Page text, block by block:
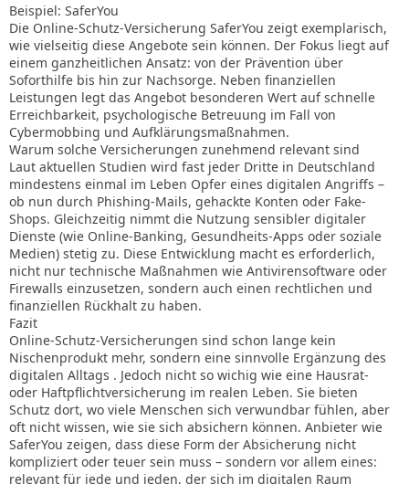
Beispiel: SaferYou
Die Online-Schutz-Versicherung SaferYou zeigt exemplarisch,
wie vielseitig diese Angebote sein können. Der Fokus liegt auf
einem ganzheitlichen Ansatz: von der Prävention über
Soforthilfe bis hin zur Nachsorge. Neben finanziellen
Leistungen legt das Angebot besonderen Wert auf schnelle
Erreichbarkeit, psychologische Betreuung im Fall von
Cybermobbing und Aufklärungsmaßnahmen.
Warum solche Versicherungen zunehmend relevant sind
Laut aktuellen Studien wird fast jeder Dritte in Deutschland
mindestens einmal im Leben Opfer eines digitalen Angriffs –
ob nun durch Phishing-Mails, gehackte Konten oder Fake-
Shops. Gleichzeitig nimmt die Nutzung sensibler digitaler
Dienste (wie Online-Banking, Gesundheits-Apps oder soziale
Medien) stetig zu. Diese Entwicklung macht es erforderlich,
nicht nur technische Maßnahmen wie Antivirensoftware oder
Firewalls einzusetzen, sondern auch einen rechtlichen und
finanziellen Rückhalt zu haben.
Fazit
Online-Schutz-Versicherungen sind schon lange kein
Nischenprodukt mehr, sondern eine sinnvolle Ergänzung des
digitalen Alltags . Jedoch nicht so wichig wie eine Hausrat-
oder Haftpflichtversicherung im realen Leben. Sie bieten
Schutz dort, wo viele Menschen sich verwundbar fühlen, aber
oft nicht wissen, wie sie sich absichern können. Anbieter wie
SaferYou zeigen, dass diese Form der Absicherung nicht
kompliziert oder teuer sein muss – sondern vor allem eines:
relevant für jede und jeden, der sich im digitalen Raum